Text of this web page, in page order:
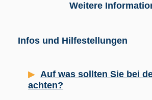
Weitere
Infos und Hilfestellungen
Auf was sollten Sie bei
achten?